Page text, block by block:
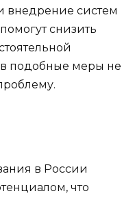
внедрение систем
снизить
подобные меры не
в России
что